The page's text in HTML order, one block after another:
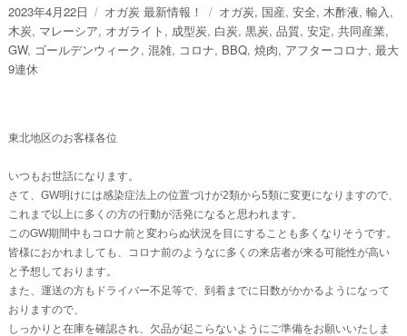
投
稿
日:
2023年4月22日
カ
テ
ゴ
オガ炭 最新情報！
タ
グ
オガ炭, 国産, 安全, 木酢液, 輸入 ,
木炭, マレーシア, オガライト , 成型炭, 白炭, 黒炭, 品質, 安定, 共同産業,
GW, ゴールデンウィーク, 混雑, コロナ, BBQ, 焼肉, アフターコロナ, 最大
9連休
東北地区のお客様各位
いつもお世話になります。
さて、GW明けには感染症法上の位置づけが2類から5類に変更になりますので、
これまで以上に多くの方の行動が活発になると思われます。
このGW期間中もコロナ前と変わらぬ状況を目にすることも多くなりそうです。
皆様におかれましても、コロナ前のようなに多くの来店者が来る可能性が高い
と予想しております。
また、運送の方もドライバー不足等で、到着までに日数がかかるようになって
おりますので、
しっかりと在庫を確認され、欠品が起こらないようにご準備をお願いいたしま